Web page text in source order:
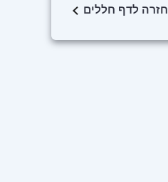
חזרה לדף חללים